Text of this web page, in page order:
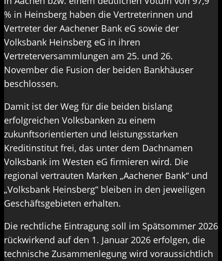
% in Heinsberg haben die Vertreterinnen und
Vertreter der Aachener Bank eG sowie der
Volksbank Heinsberg eG in ihren
Vertreterversammlungen am 25. und 26.
November die Fusion der beiden Bankhäuser
beschlossen.
Damit ist der Weg für die beiden bislang
erfolgreichen Volksbanken zu einem
zukunftsorientierten und leistungsstarken
Kreditinstitut frei, das unter dem Dachnamen
Volksbank im Westen eG firmieren wird. Die
regional vertrauten Marken „Aachener Bank“ und
„Volksbank Heinsberg“ bleiben in den jeweiligen
Geschäftsgebieten erhalten.
Die rechtliche Eintragung soll im Spätsommer 2026
rückwirkend auf den 1. Januar 2026 erfolgen, die
technische Zusammenlegung wird voraussichtlich